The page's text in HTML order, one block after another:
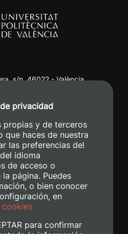
s/n. 46022 - València
620 04 00 50
privacidad
propias y de terceros
que haces de nuestra
las preferencias del
idioma
de acceso o
página. Puedes
o bien conocer
en
para confirmar